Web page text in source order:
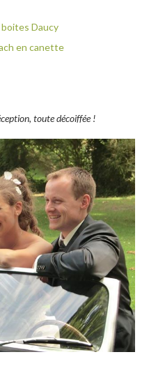
Daucy
en canette
toute décoiffée !